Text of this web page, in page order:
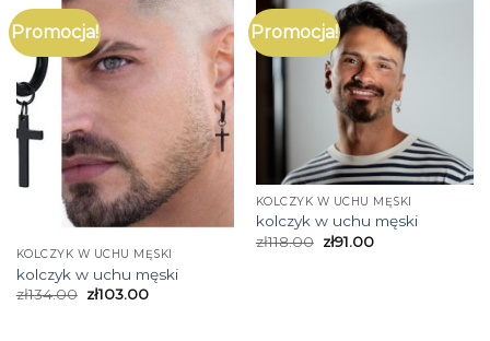
Promocja!
KOLCZYK W UCHU MĘSKI
kolczyk w uchu męski
zł134.00 zł103.00
Promocja!
KOLCZYK W UCHU MĘSKI
kolczyk w uchu męski
zł118.00 zł91.00